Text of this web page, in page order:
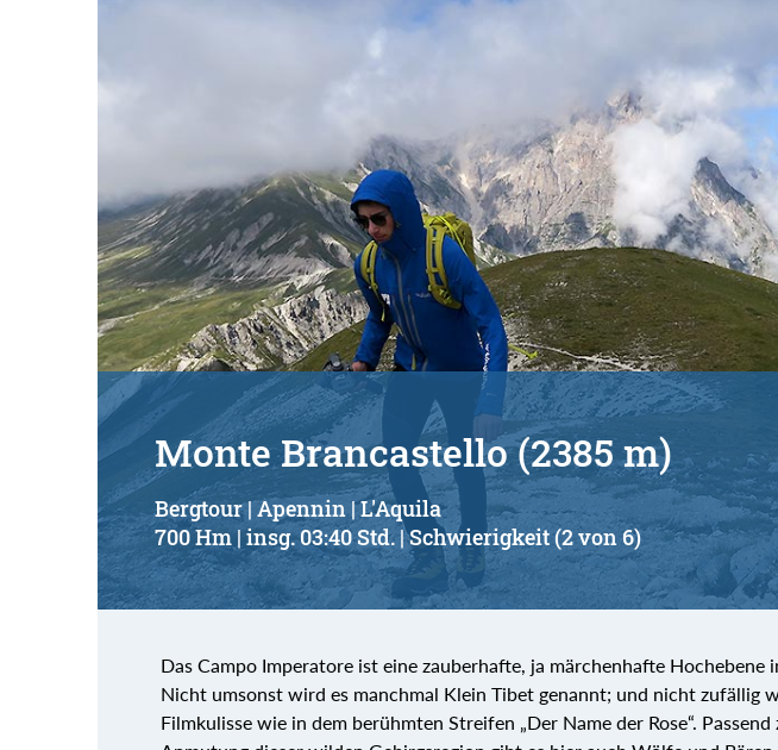
Monte Brancastello (2385 m)
Bergtour | Apennin | L'Aquila
700 Hm | insg. 03:40 Std. | Schwierigkeit (2 von 6)
Das Campo Imperatore ist eine zauberhafte, ja märchenhafte Hochebene
Nicht umsonst wird es manchmal Klein Tibet genannt; und nicht zufällig
Filmkulisse wie in dem berühmten Streifen „Der Name der Rose“.